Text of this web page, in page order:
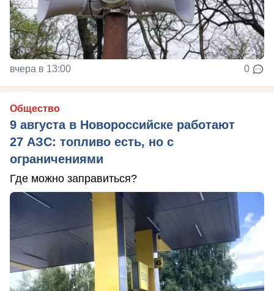
вчера в 13:00 0
Общество
9 августа в Новороссийске работают
27 АЗС: топливо есть, но с
ограничениями
Где можно заправиться?